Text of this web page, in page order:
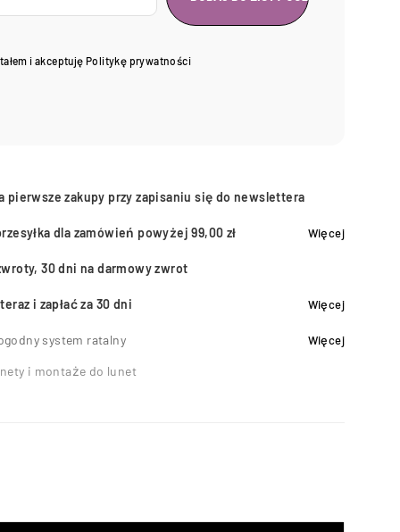
i akceptuję Politykę prywatności
pierwsze zakupy przy zapisaniu się do newslettera
dla zamówień powyżej 99,00 zł Więcej
30 dni na darmowy zwrot
i zapłać za 30 dni Więcej
system ratalny Więcej
i montaże do lunet